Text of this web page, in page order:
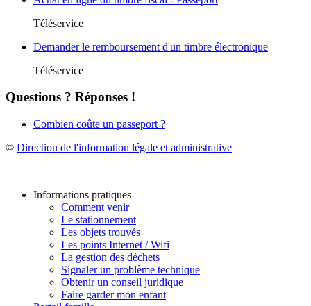
Téléservice
Demander le remboursement d'un timbre électronique
Téléservice
Questions ? Réponses !
Combien coûte un passeport ?
© Direction de l'information légale et administrative
Informations pratiques
Comment venir
Le stationnement
Les objets trouvés
Les points Internet / Wifi
La gestion des déchets
Signaler un problème technique
Obtenir un conseil juridique
Faire garder mon enfant